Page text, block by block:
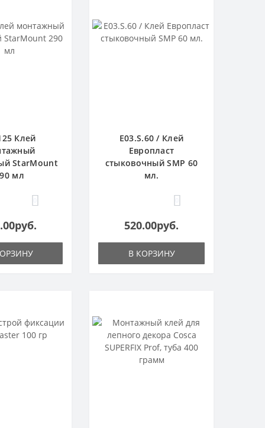
Клей
StarMount
мл
E03.S.60 / Клей
Европласт
стыковочный SMP 60
мл.
520.00руб.
В КОРЗИНУ